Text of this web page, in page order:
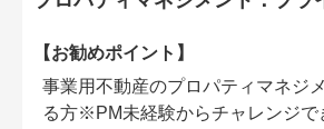
【お勧めポイント】
事業用不動産のプロパティマネジ
る方※PM未経験からチャレンジで